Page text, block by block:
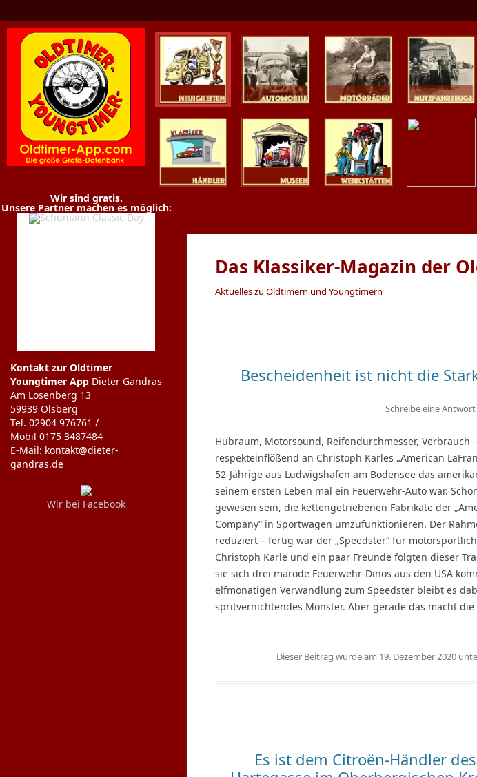
Oldtimer News
Youngtimer
Wir sind gratis.
Unsere Partner machen es möglich:
Kontakt zur Oldtimer
Youngtimer App Dieter Gandras
Am Losenberg 13
59939 Olsberg
Tel. 02904 976761 /
Mobil 0175 3487484
E-Mail: kontakt@dieter-
gandras.de
Wir bei Facebook
Das Klassiker-Magazin der
Aktuelles zu Oldtimern und Youngtimern
Bescheidenheit ist nicht die
Schreibe eine Antwort
Hubraum, Motorsound, Reifendurchmesser, Verbrauch
respekteinflößend an Christoph Karles „American
52-Jährige aus Ludwigshafen am Bodensee das
seinem ersten Leben mal ein Feuerwehr-Auto war.
gewesen sein, die kettengetriebenen Fabrikate der
Company“ in Sportwagen umzufunktionieren. Der
reduziert – fertig war der „Speedster“ für
Christoph Karle und ein paar Freunde folgten dieser
sie sich drei marode Feuerwehr-Dinos aus den USA
elfmonatigen Verwandlung zum Speedster bleibt es
spritvernichtendes Monster. Aber gerade das macht die
Dieser Beitrag wurde am 19. Dezember 2020
Es ist dem Citroën-Händler